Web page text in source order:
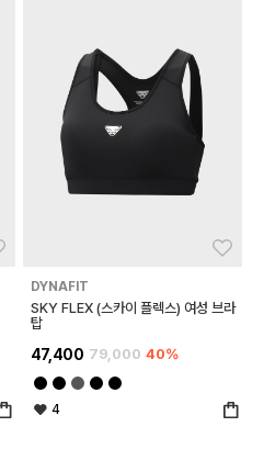
DYNAFIT
SKY FLEX (스카이 플렉스) 여성 브라
탑
47,400 79,000 40%
4